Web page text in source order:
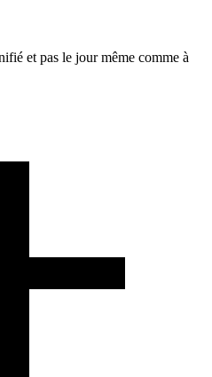
et pas le jour même comme à